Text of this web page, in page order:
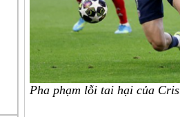
Pha phạm lỗi tai hại của